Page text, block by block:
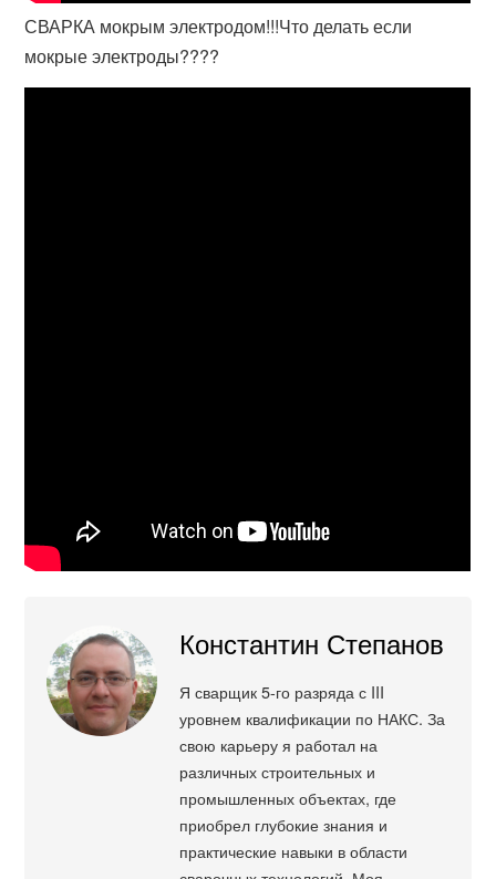
СВАРКА мокрым электродом!!!Что делать если
мокрые электроды????
Константин Степанов
Я сварщик 5-го разряда с III
уровнем квалификации по НАКС. За
свою карьеру я работал на
различных строительных и
промышленных объектах, где
приобрел глубокие знания и
практические навыки в области